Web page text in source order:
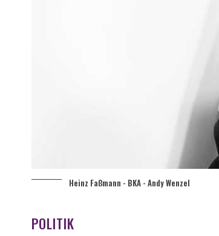
Heinz Faßmann - BKA - Andy Wenzel
POLITIK